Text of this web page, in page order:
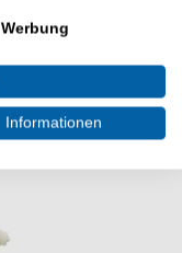
Werbung
Informationen